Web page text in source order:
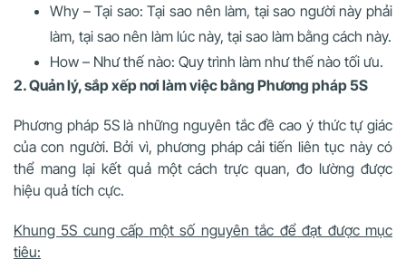
Why – Tại sao: Tại sao nên làm, tại sao người này phải
làm, tại sao nên làm lúc này, tại sao làm bằng cách này.
How – Như thế nào: Quy trình làm như thế nào tối ưu.
2. Quản lý, sắp xếp nơi làm việc bằng Phương pháp 5S
Phương pháp 5S là những nguyên tắc đề cao ý thức tự giác
của con người. Bởi vì, phương pháp cải tiến liên tục này có
thể mang lại kết quả một cách trực quan, đo lường được
hiệu quả tích cực.
Khung 5S cung cấp một số nguyên tắc để đạt được mục
tiêu: